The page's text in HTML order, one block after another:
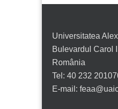
Universitatea
Bulevardul Carol
România
Tel: 40 232
E-mail: